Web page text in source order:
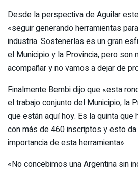
Desde la perspectiva de Aguilar
«seguir generando herramientas
industria. Sostenerlas es un gran
el Municipio y la Provincia, pero son
acompañar y no vamos a dejar de
Finalmente Bembi dijo que «esta
el trabajo conjunto del Municipio, la
que están aquí hoy. Es la quinta que
con más de 460 inscriptos y esto
importancia de esta herramienta».
«No concebimos una Argentina sin